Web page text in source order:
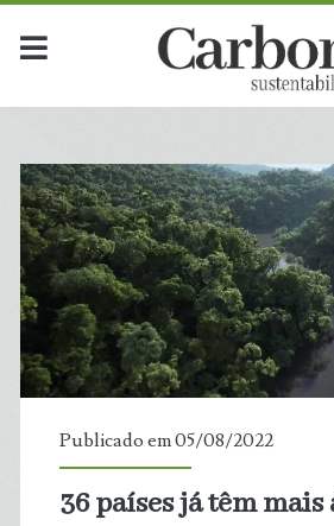
Publicado em 05/08/2022
36 países já têm